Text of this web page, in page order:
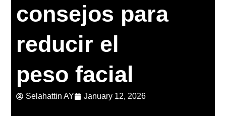
consejos para
reducir el
peso facial
Selahattin AY January 12, 2026